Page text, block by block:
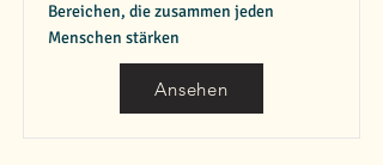
Bereichen, die zusammen jeden
Menschen stärken
Ansehen